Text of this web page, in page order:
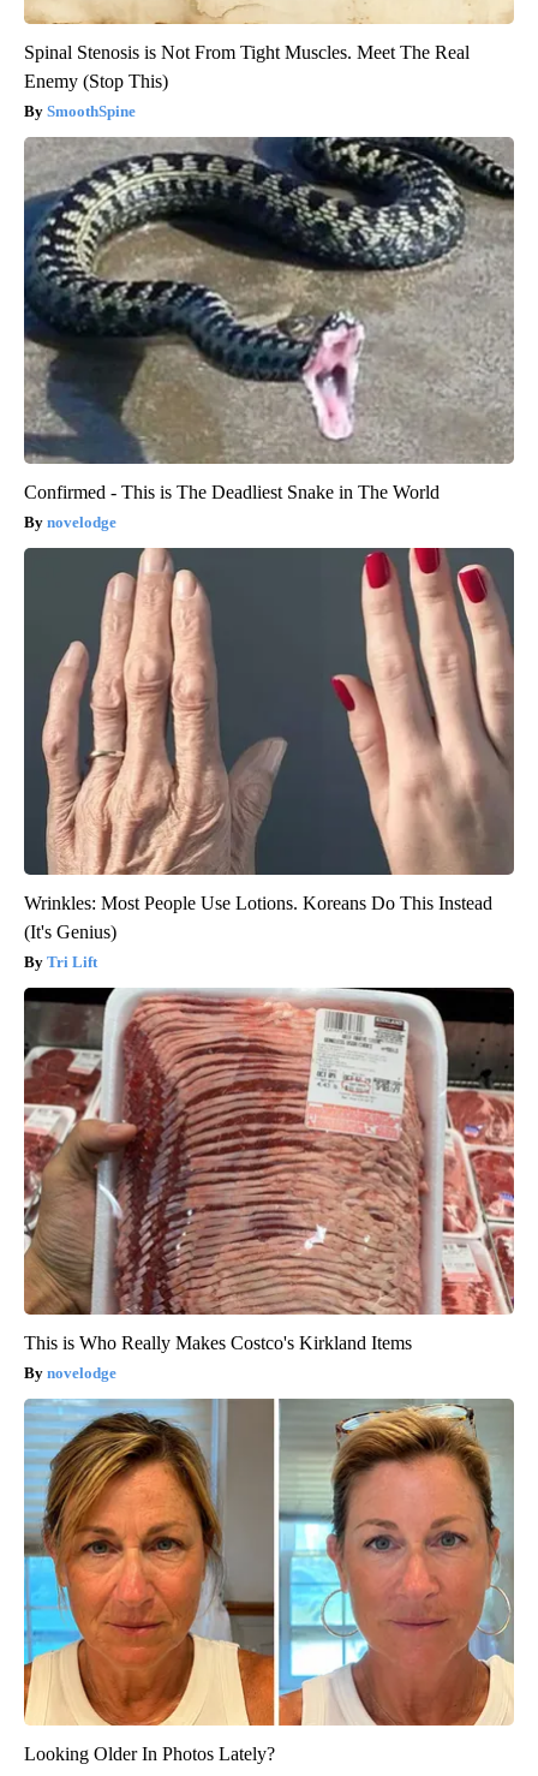
Spinal Stenosis is Not From Tight Muscles. Meet The Real
Enemy (Stop This)
SmoothSpine
Confirmed - This is The Deadliest Snake in The World
novelodge
Wrinkles: Most People Use Lotions. Koreans Do This Instead
(It's Genius)
Tri Lift
This is Who Really Makes Costco's Kirkland Items
novelodge
Looking Older In Photos Lately?